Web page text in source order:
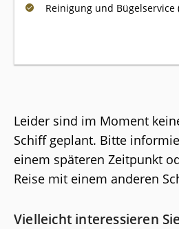
Reinigung und Bügelservice
Leider sind im Moment
Schiff geplant. Bitte
einem späteren Zeitpunkt
Reise mit einem anderen
Vielleicht interessieren